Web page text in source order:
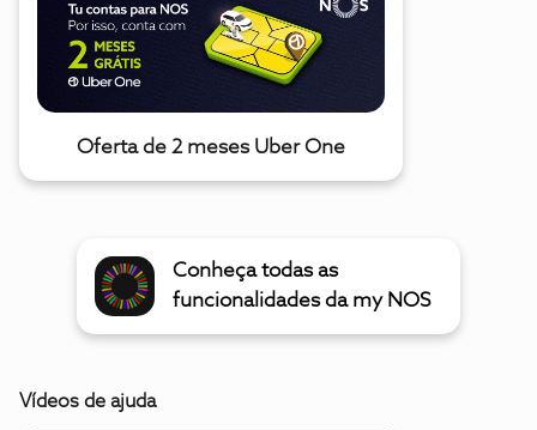
Oferta de 2 meses Uber One
Conheça todas as
funcionalidades da my NOS
Vídeos de ajuda